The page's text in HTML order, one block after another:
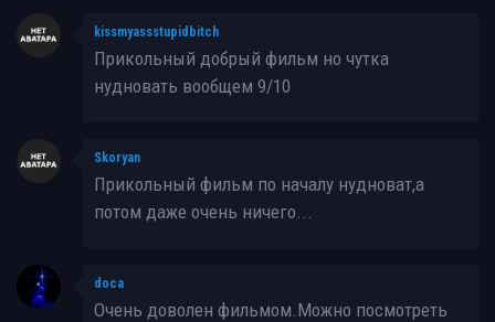
kissmyassstupidbitch
Прикольный добрый фильм но чутка
нудновать вообщем 9/10
Skoryan
Прикольный фильм по началу нудноват,а
потом даже очень ничего...
doca
Очень доволен фильмом.Можно посмотреть